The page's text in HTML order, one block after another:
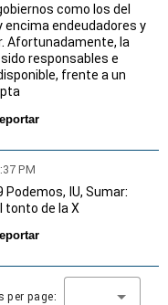
como los del
endeudadores y
Afortunadamente, la
responsables e
frente a un
PM
Podemos, IU, Sumar:
tonto de la X
per page: